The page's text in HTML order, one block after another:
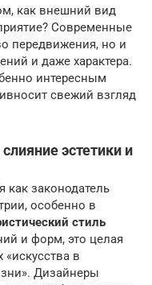
как внешний вид
Современные
передвижения, но и
и даже характера.
интересным
свежий взгляд
эстетики и
как законодатель
особенно в
стиль
и форм, это целая
в
Дизайнеры